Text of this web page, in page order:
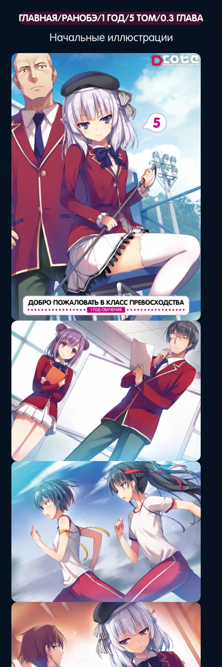
ГЛАВНАЯ/РАНОБЭ/1 ГОД/5 ТОМ/0.3 ГЛАВА
Начальные иллюстрации